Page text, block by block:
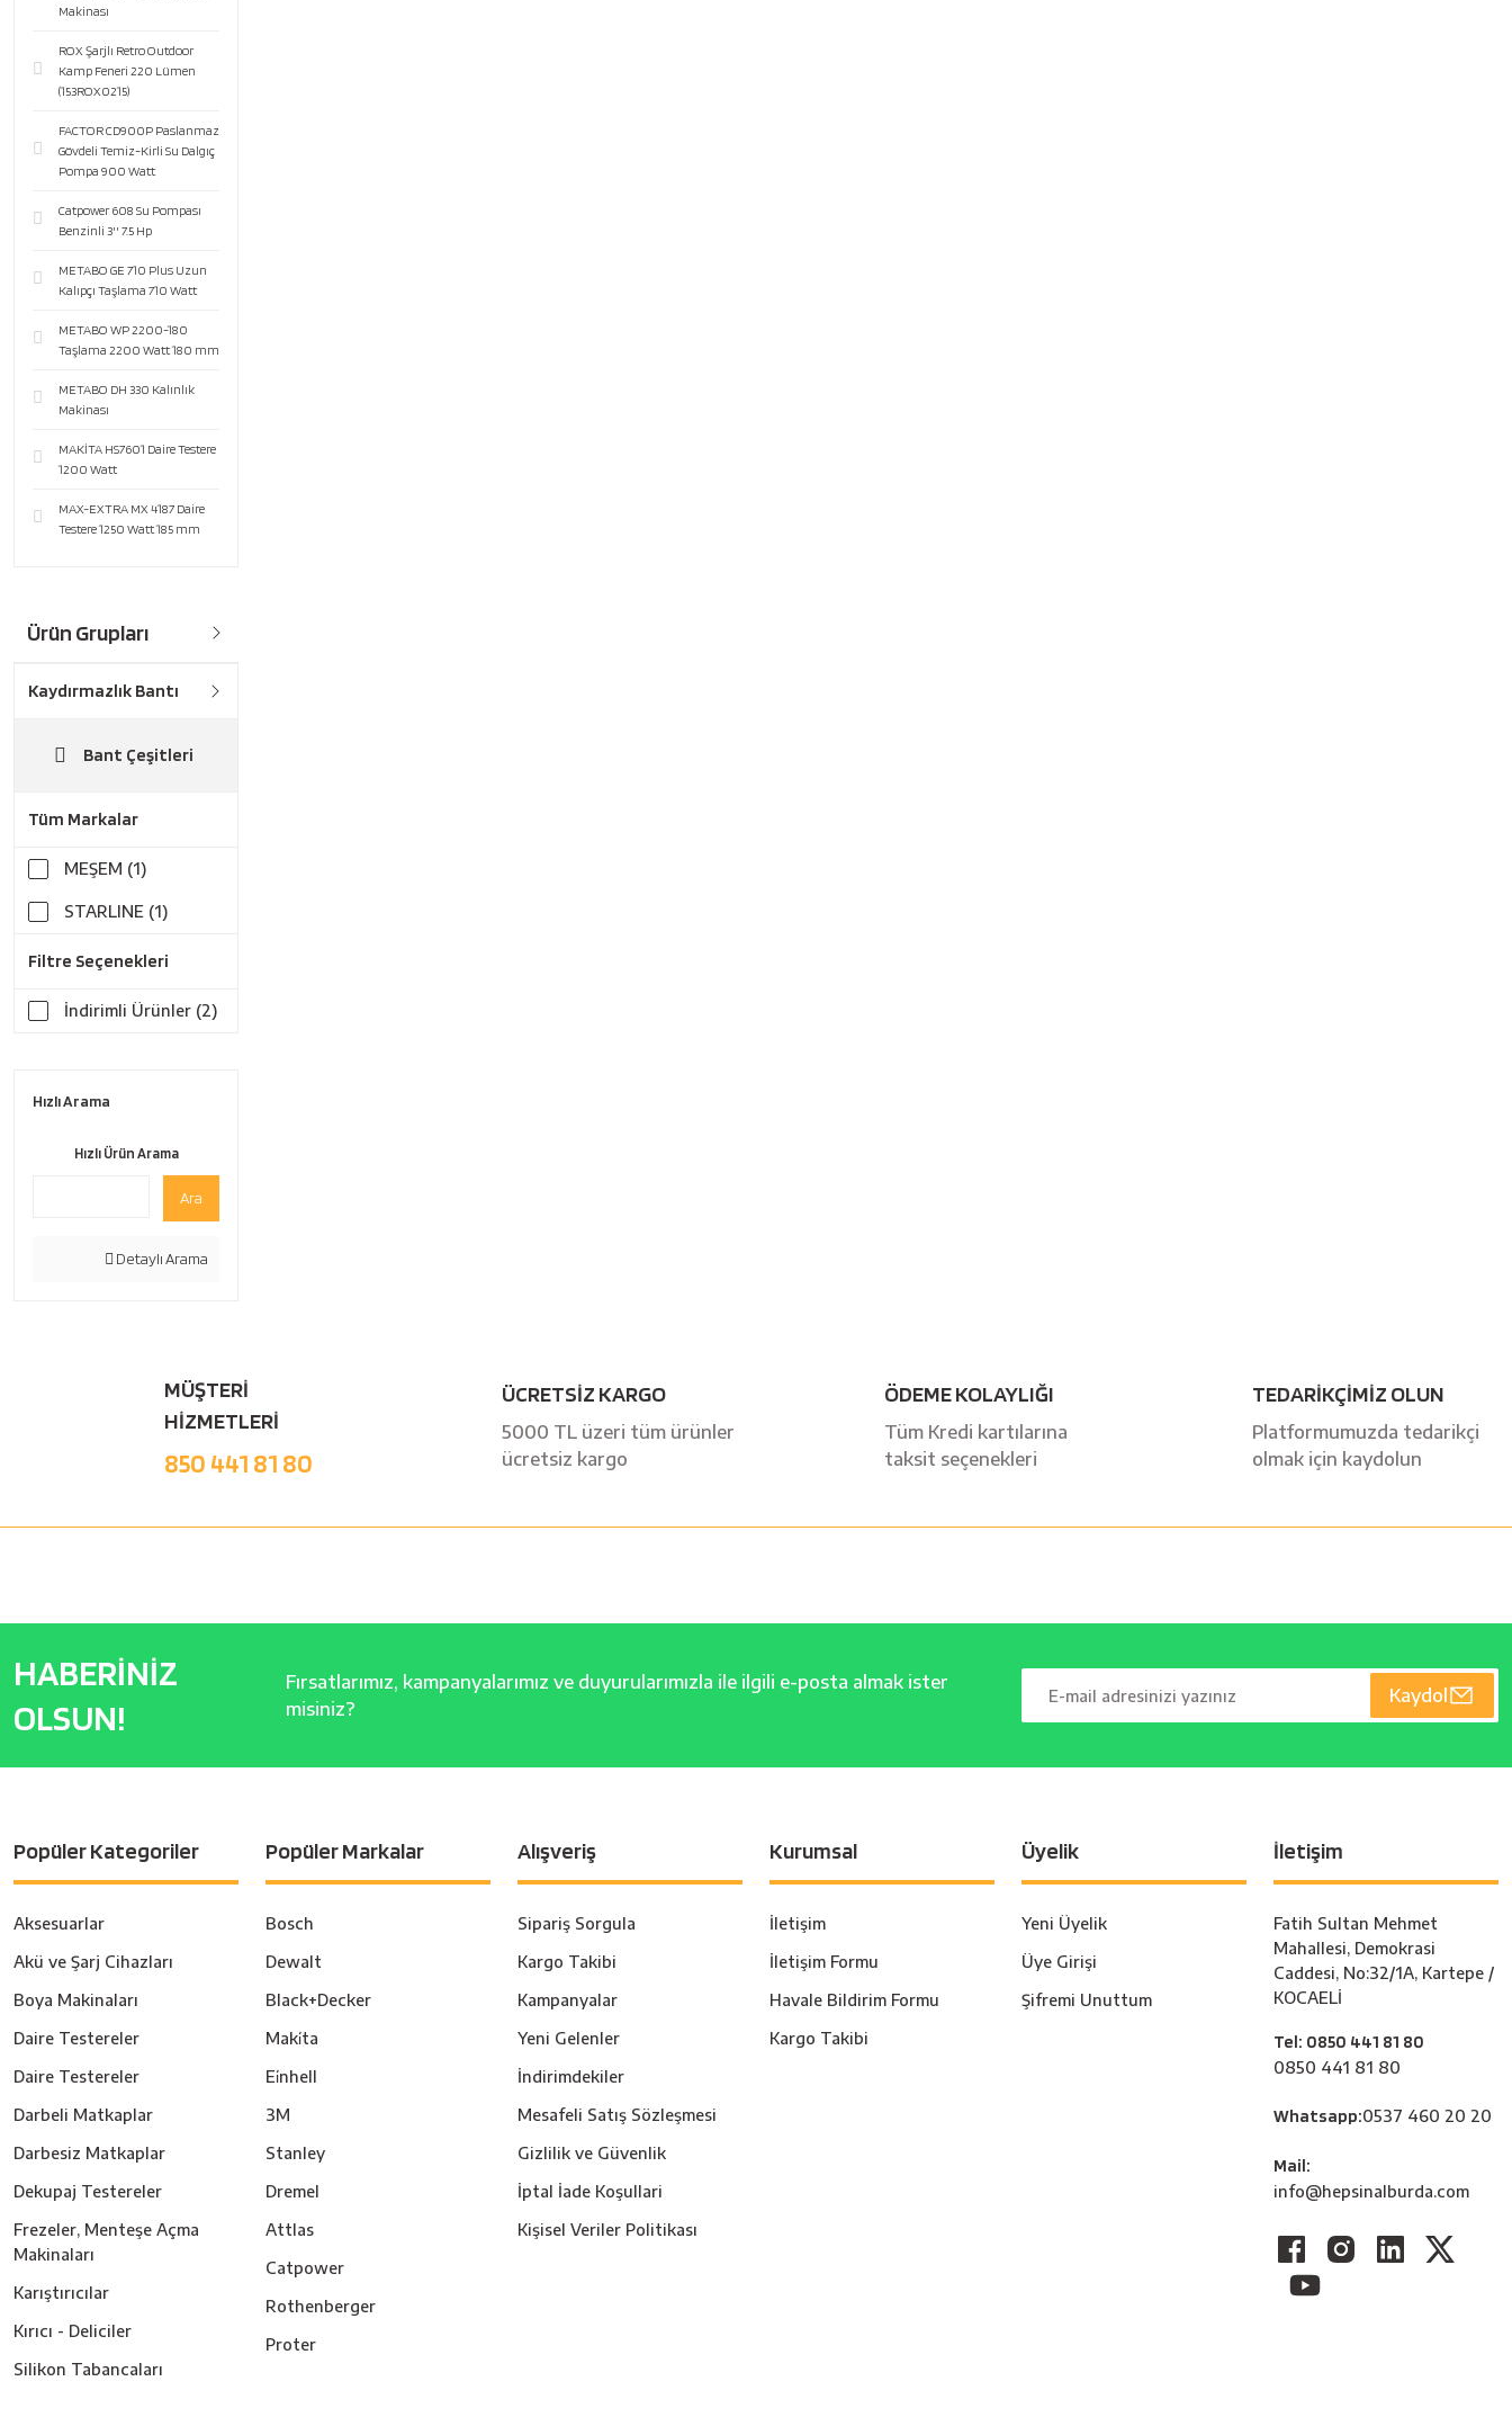
Makinası
ROX Şarjlı Retro Outdoor
Kamp Feneri 220 Lümen
(153ROX0215)
FACTOR CD900P Paslanmaz
Gövdeli Temiz-Kirli Su Dalgıç
Pompa 900 Watt
Catpower 608 Su Pompası
Benzinli 3'' 7.5 Hp
METABO GE 710 Plus Uzun
Kalıpçı Taşlama 710 Watt
METABO WP 2200-180
Taşlama 2200 Watt 180 mm
METABO DH 330 Kalınlık
Makinası
MAKİTA HS7601 Daire Testere
1200 Watt
MAX-EXTRA MX 4187 Daire
Testere 1250 Watt 185 mm
Ürün Grupları
Kaydırmazlık Bantı
Bant Çeşitleri
Tüm Markalar
MEŞEM (1)
STARLINE (1)
Filtre Seçenekleri
İndirimli Ürünler (2)
Hızlı Arama
Hızlı Ürün Arama
Ara
Detaylı Arama
MÜŞTERİ
HİZMETLERİ
850 441 81 80
ÜCRETSİZ KARGO
5000 TL üzeri tüm ürünler
ücretsiz kargo
ÖDEME KOLAYLIĞI
Tüm Kredi kartılarına
taksit seçenekleri
TEDARİKÇİMİZ OLUN
Platformumuzda tedarikçi
olmak için kaydolun
HABERİNİZ
OLSUN!
Fırsatlarımız, kampanyalarımız ve duyurularımızla ile ilgili e-posta almak ister
misiniz?
Kaydol
Popüler Kategoriler
Aksesuarlar
Akü ve Şarj Cihazları
Boya Makinaları
Daire Testereler
Daire Testereler
Darbeli Matkaplar
Darbesiz Matkaplar
Dekupaj Testereler
Frezeler, Menteşe Açma
Makinaları
Karıştırıcılar
Kırıcı - Deliciler
Silikon Tabancaları
Popüler Markalar
Bosch
Dewalt
Black+Decker
Maki̇ta
Ei̇nhell
3M
Stanley
Dremel
Attlas
Catpower
Rothenberger
Proter
Alışveriş
Sipariş Sorgula
Kargo Takibi
Kampanyalar
Yeni Gelenler
İndirimdekiler
Mesafeli Satış Sözleşmesi
Gizlilik ve Güvenlik
İptal İade Koşullari
Kişisel Veriler Politikası
Kurumsal
İletişim
İletişim Formu
Havale Bildirim Formu
Kargo Takibi
Üyelik
Yeni Üyelik
Üye Girişi
Şifremi Unuttum
İletişim
Fatih Sultan Mehmet
Mahallesi, Demokrasi
Caddesi, No:32/1A, Kartepe /
KOCAELİ
Tel: 0850 441 81 80
0850 441 81 80
Whatsapp:0537 460 20 20
Mail:
info@hepsinalburda.com